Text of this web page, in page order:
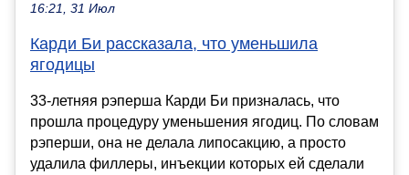
16:21, 31 Июл
Карди Би рассказала, что уменьшила
ягодицы
33-летняя рэперша Карди Би призналась, что
прошла процедуру уменьшения ягодиц. По словам
рэперши, она не делала липосакцию, а просто
удалила филлеры, инъекции которых ей сделали